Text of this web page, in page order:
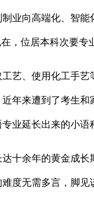
业向高端化、智
，位居本科次要
、使用化工手艺
年来遭到了考生
业延长出来的小语
余年的黄金成长
度无需多言，脚